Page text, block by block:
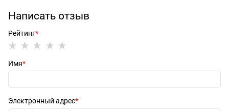
Написать отзыв
Рейтинг
Имя
Электронный адрес